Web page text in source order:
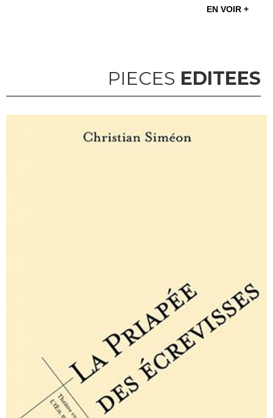
EN VOIR +
PIECES EDITEES